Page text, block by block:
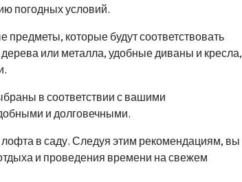
погодных условий.
которые будут соответствовать
или металла, удобные диваны и кресла,
в соответствии с вашими
и долговечными.
в саду. Следуя этим рекомендациям, вы
и проведения времени на свежем